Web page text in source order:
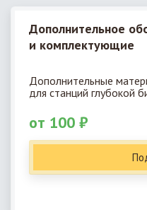
Дополнительное
и комплектующие
Дополнительные
для станций глубокой
от 100 ₽